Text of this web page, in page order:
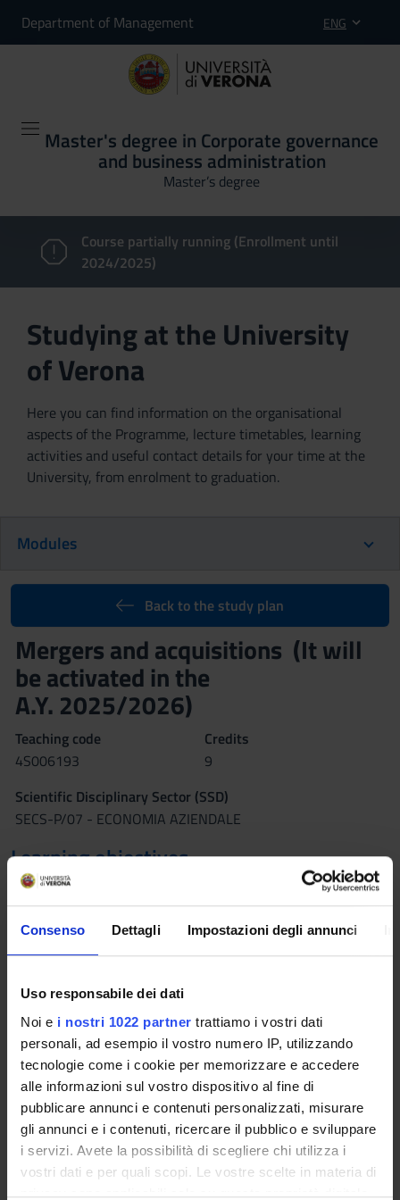
Consenso Dettagli Impostazioni degli annunci
Uso responsabile dei dati
Noi e i nostri 1022 partner trattiamo i vostri dati
personali, ad esempio il vostro numero IP, utilizzando
tecnologie come i cookie per memorizzare e accedere
alle informazioni sul vostro dispositivo al fine di
pubblicare annunci e contenuti personalizzati, misurare
gli annunci e i contenuti, ricercare il pubblico e sviluppare
i servizi. Avete la possibilità di scegliere chi utilizza i
vostri dati e per quali scopi. Le vostre scelte in materia di
privacy sono applicabili solo su questa proprietà digitale
Department of Management ENG
Master's degree in Corporate governance
and business administration
Master’s degree
Course partially running (Enrollment until
2024/2025)
Studying at the University
of Verona
Here you can find information on the organisational
aspects of the Programme, lecture timetables, learning
activities and useful contact details for your time at the
University, from enrolment to graduation.
Modules
Back to the study plan
Mergers and acquisitions (It will
be activated in the
A.Y. 2025/2026)
Teaching code
4S006193
Credits
9
Scientific Disciplinary Sector (SSD)
SECS-P/07 - ECONOMIA AZIENDALE
Learning objectives
The course aims at providing students with the knowledge
related to the matters typically concerning the professional
practice and to teach some elements of the organization and
management of professional firms. In particular, the course is
following matters: 1) the economic, legal and fiscal
implications of business combinations (M&S operations)
extending at these complex topics the notions and concepts
already assimilated during your studies. Moreover, the
objectives of the teaching are to provide the student with the
necessary competencies and capabilities to: a) autonomously
individuate, in a specific given company situation, the
operation that better met the objectives established by
management; b) concretely realize the whole operation,